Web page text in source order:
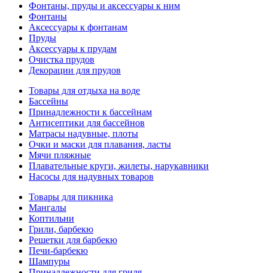
Фонтаны, пруды и аксессуары к ним
Фонтаны
Аксессуары к фонтанам
Пруды
Аксессуары к прудам
Очистка прудов
Декорации для прудов
Товары для отдыха на воде
Бассейны
Принадлежности к бассейнам
Антисептики для бассейнов
Матраcы надувные, плоты
Очки и маски для плавания, ласты
Мячи пляжные
Плавательные круги, жилеты, нарукавники
Насосы для надувных товаров
Товары для пикника
Мангалы
Коптильни
Грили, барбекю
Решетки для барбекю
Печи-барбекю
Шампуры